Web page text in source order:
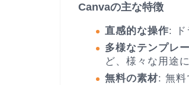
Canvaの主な特徴
直感的な操作: ド
多様なテンプレ
ど、様々な用途
無料の素材: 無料